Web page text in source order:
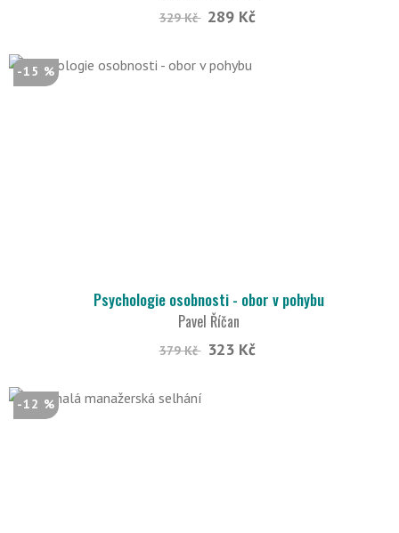
329 Kč 289 Kč
-15 %
Psychologie osobnosti - obor v pohybu
Pavel Říčan
379 Kč 323 Kč
-12 %